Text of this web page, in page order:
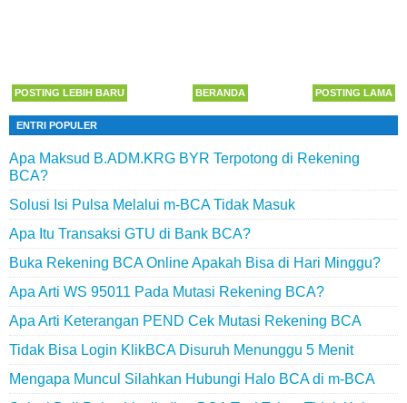
POSTING LEBIH BARU POSTING LAMA
BERANDA
ENTRI POPULER
Apa Maksud B.ADM.KRG BYR Terpotong di Rekening
BCA?
Solusi Isi Pulsa Melalui m-BCA Tidak Masuk
Apa Itu Transaksi GTU di Bank BCA?
Buka Rekening BCA Online Apakah Bisa di Hari Minggu?
Apa Arti WS 95011 Pada Mutasi Rekening BCA?
Apa Arti Keterangan PEND Cek Mutasi Rekening BCA
Tidak Bisa Login KlikBCA Disuruh Menunggu 5 Menit
Mengapa Muncul Silahkan Hubungi Halo BCA di m-BCA